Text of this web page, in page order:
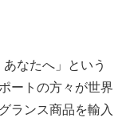
なたへ」という
ートの方々が世界
ランス商品を輸入